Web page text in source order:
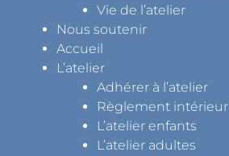
Vie de l’atelier
Nous soutenir
Accueil
L’atelier
Adhérer à l’atelier
Règlement intérieur
L’atelier enfants
L’atelier adultes